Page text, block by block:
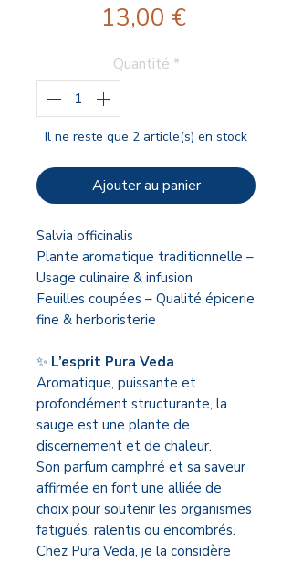
13,00 €Prix
Quantité *
Il ne reste que 2 article(s) en stock
Ajouter au panier
Salvia officinalis
Plante aromatique traditionnelle –
Usage culinaire & infusion
Feuilles coupées – Qualité épicerie
fine & herboristerie
✨ L’esprit Pura Veda
Aromatique, puissante et
profondément structurante, la
sauge est une plante de
discernement et de chaleur.
Son parfum camphré et sa saveur
affirmée en font une alliée de
choix pour soutenir les organismes
fatigués, ralentis ou encombrés.
Chez Pura Veda, je la considère